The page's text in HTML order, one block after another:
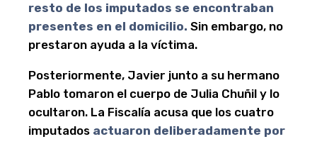
resto de los imputados se encontraban
presentes en el domicilio. Sin embargo, no
prestaron ayuda a la víctima.
Posteriormente, Javier junto a su hermano
Pablo tomaron el cuerpo de Julia Chuñil y lo
ocultaron. La Fiscalía acusa que los cuatro
imputados actuaron deliberadamente por